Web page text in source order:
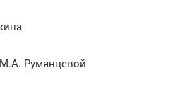
Румянцевой